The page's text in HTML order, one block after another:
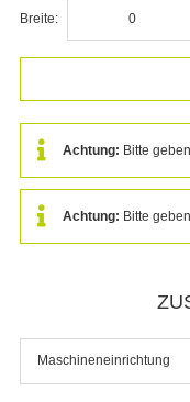
Breite:
Achtung: Bitte
Achtung: Bitte
Maschineneinrichtung